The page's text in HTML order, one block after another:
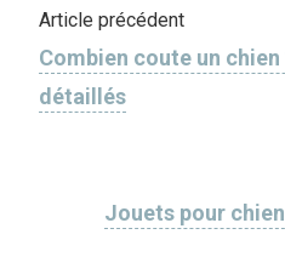
Article précédent
Combien coute un
détaillés
Jouets pour